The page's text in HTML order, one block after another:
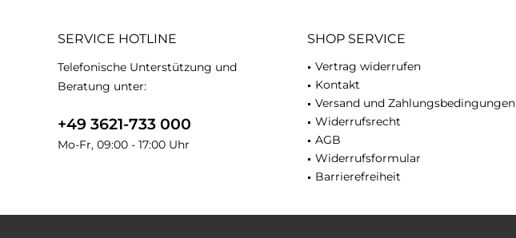
SERVICE HOTLINE
Telefonische Unterstützung und
Beratung unter:
+49 3621-733 000
Mo-Fr, 09:00 - 17:00 Uhr
SHOP SERVICE
Vertrag widerrufen
Kontakt
Versand und Zahlungsbedingungen
Widerrufsrecht
AGB
Widerrufsformular
Barrierefreiheit